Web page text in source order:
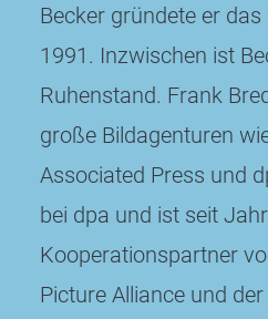
Becker gründete er
1991. Inzwischen ist
Ruhenstand. Frank
große Bildagenturen
Associated Press und
bei dpa und ist seit
Kooperationspartner
Picture Alliance und